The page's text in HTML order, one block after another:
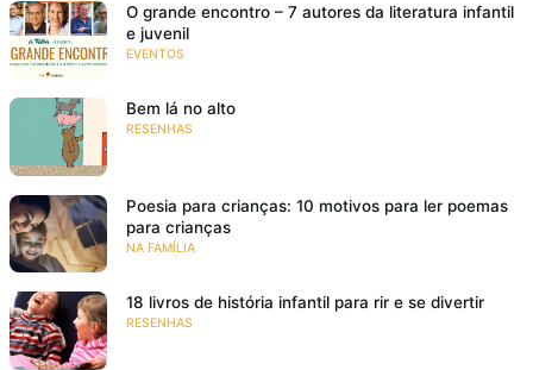
O grande encontro – 7 autores da literatura infantil
e juvenil
EVENTOS
Bem lá no alto
RESENHAS
Poesia para crianças: 10 motivos para ler poemas
para crianças
NA FAMÍLIA
18 livros de história infantil para rir e se divertir
RESENHAS